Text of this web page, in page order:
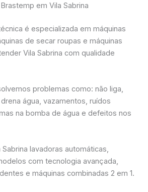
em Vila Sabrina
é especializada em máquinas
de secar roupas e máquinas
Vila Sabrina com qualidade
problemas como: não liga,
água, vazamentos, ruídos
na bomba de água e defeitos nos
lavadoras automáticas,
com tecnologia avançada,
e máquinas combinadas 2 em 1.